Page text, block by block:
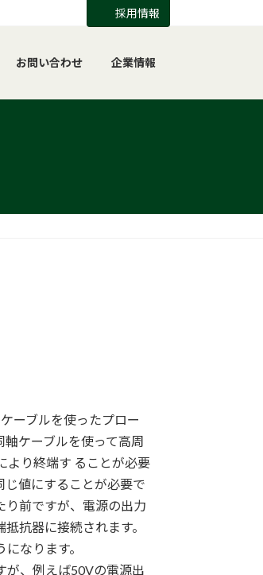
採用情報
お問い合わせ 企業情報
ーブルを使ったプロー
ケーブルを使って高周
より終端す ることが必要
じ値にすることが必要で
り前ですが、電源の出力
抗器に接続されます。
なります。
が、例えば50Vの電源出